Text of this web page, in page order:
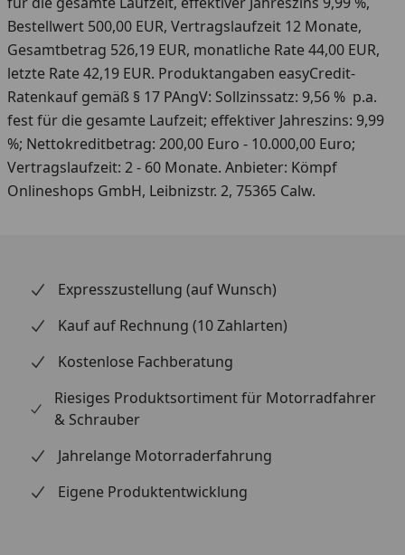
Bestellwert 500,00 EUR, Vertragslaufzeit 12 Monate,
Gesamtbetrag 526,19 EUR, monatliche Rate 44,00 EUR,
letzte Rate 42,19 EUR. Produktangaben easyCredit-
Ratenkauf gemäß § 17 PAngV: Sollzinssatz: 9,56 % p.a.
fest für die gesamte Laufzeit; effektiver Jahreszins: 9,99
%; Nettokreditbetrag: 200,00 Euro - 10.000,00 Euro;
Vertragslaufzeit: 2 - 60 Monate. Anbieter: Kömpf
Onlineshops GmbH, Leibnizstr. 2, 75365 Calw.
Expresszustellung (auf Wunsch)
Kauf auf Rechnung (10 Zahlarten)
Kostenlose Fachberatung
Riesiges Produktsortiment für Motorradfahrer
& Schrauber
Jahrelange Motorraderfahrung
Eigene Produktentwicklung